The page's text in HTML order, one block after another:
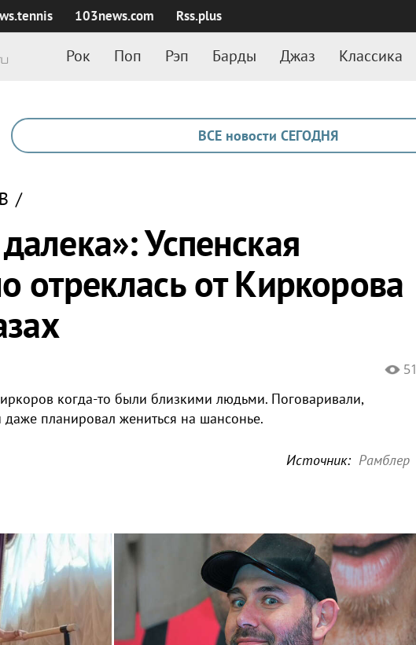
103news.com Rss.plus
Рок Поп Рэп Барды Джаз Классика
ВСЕ новости СЕГОДНЯ
/
Успенская
отреклась от Киркорова
51
когда-то были близкими людьми. Поговаривали,
планировал жениться на шансонье.
Источник: Рамблер